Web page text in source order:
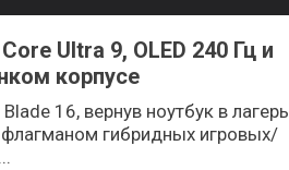
Ultra 9, OLED 240 Гц и
корпусе
16, вернув ноутбук в лагерь
гибридных игровых/